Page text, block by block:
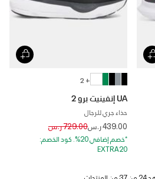
+ 2
UA إنفينيت برو 2
حذاء جري للرجال
439.00 ر.س Price reduced from
729.00 ر.س to
*خصم إضافي 20%. كود الخصم:
EXTRA20